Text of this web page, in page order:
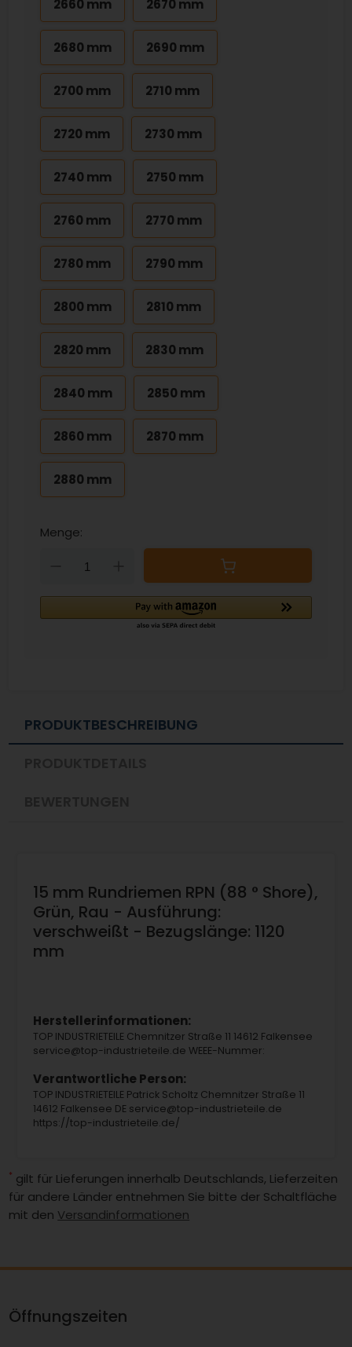
2660 mm 2670 mm
2680 mm 2690 mm
2700 mm 2710 mm
2720 mm 2730 mm
2740 mm 2750 mm
2760 mm 2770 mm
2780 mm 2790 mm
2800 mm 2810 mm
2820 mm 2830 mm
2840 mm 2850 mm
2860 mm 2870 mm
2880 mm
Menge:
Down
PRODUKTBESCHREIBUNG
15 mm Rundriemen RPN (88 ° Shore),
Grün, Rau - Ausführung:
verschweißt - Bezugslänge: 1120
mm
Herstellerinformationen:
TOP INDUSTRIETEILE Chemnitzer Straße 11 14612 Falkensee
service@top-industrieteile.de WEEE-Nummer:
Verantwortliche Person:
TOP INDUSTRIETEILE Patrick Scholtz Chemnitzer Straße 11
14612 Falkensee DE service@top-industrieteile.de
https://top-industrieteile.de/
* gilt für Lieferungen innerhalb Deutschlands, Lieferzeiten
für andere Länder entnehmen Sie bitte der Schaltfläche
mit den Versandinformationen
Öffnungszeiten